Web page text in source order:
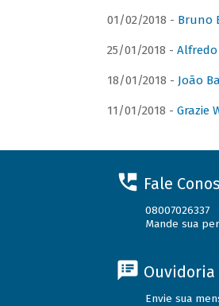
01/02/2018 - Bruno
25/01/2018 - Alfredo
18/01/2018 - João
11/01/2018 - Grazie
Fale
08007026337
Mande sua
Ouvidoria
Envie sua